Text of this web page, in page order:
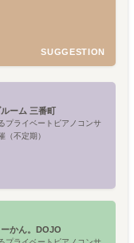
SUGGESTION
ーム 三番町
プライベートピアノコンサ
（不定期）
かん。DOJO